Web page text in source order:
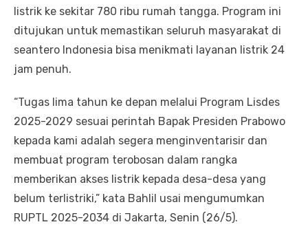
listrik ke sekitar 780 ribu rumah tangga. Program ini
ditujukan untuk memastikan seluruh masyarakat di
seantero Indonesia bisa menikmati layanan listrik 24
jam penuh.
“Tugas lima tahun ke depan melalui Program Lisdes
2025-2029 sesuai perintah Bapak Presiden Prabowo
kepada kami adalah segera menginventarisir dan
membuat program terobosan dalam rangka
memberikan akses listrik kepada desa-desa yang
belum terlistriki,” kata Bahlil usai mengumumkan
RUPTL 2025-2034 di Jakarta, Senin (26/5).